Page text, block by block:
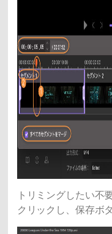
トリミングしたい不
クリックし、保存ボ